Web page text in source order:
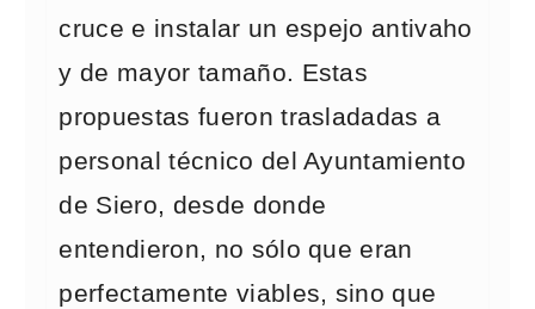
cruce e instalar un espejo antivaho
y de mayor tamaño. Estas
propuestas fueron trasladadas a
personal técnico del Ayuntamiento
de Siero, desde donde
entendieron, no sólo que eran
perfectamente viables, sino que